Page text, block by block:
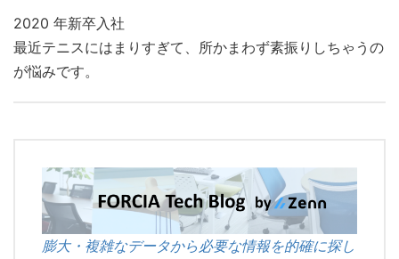
2020 年新卒入社
最近テニスにはまりすぎて、所かまわず素振りしちゃうの
が悩みです。
膨大・複雑なデータから必要な情報を的確に探し